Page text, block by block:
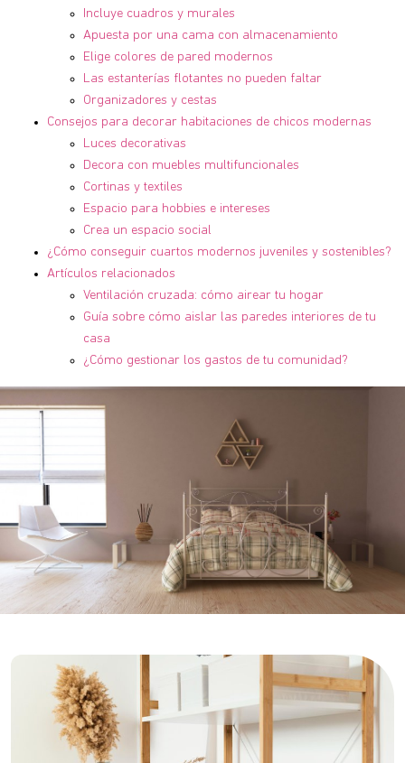
Incluye cuadros y murales
Apuesta por una cama con almacenamiento
Elige colores de pared modernos
Las estanterías flotantes no pueden faltar
Organizadores y cestas
Consejos para decorar habitaciones de chicos modernas
Luces decorativas
Decora con muebles multifuncionales
Cortinas y textiles
Espacio para hobbies e intereses
Crea un espacio social
¿Cómo conseguir cuartos modernos juveniles y sostenibles?
Artículos relacionados
Ventilación cruzada: cómo airear tu hogar
Guía sobre cómo aislar las paredes interiores de tu
casa
¿Cómo gestionar los gastos de tu comunidad?